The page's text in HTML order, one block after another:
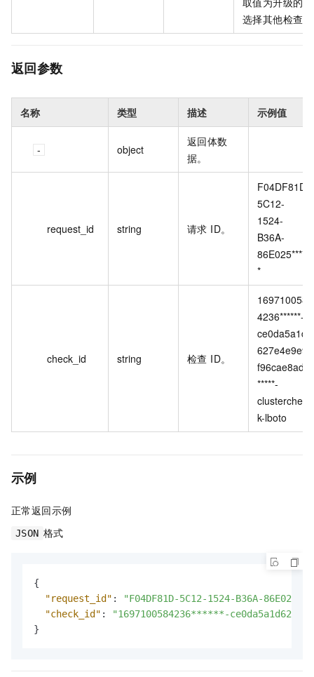
选择其他检查
返回参数
名称 类型 描述 示例值
object
返回体数
据。
request_id string 请求 ID。
F04DF81D-
5C12-
1524-
B36A-
86E025*****
*
check_id string 检查 ID。
169710058
4236******-
ce0da5a1d
627e4e9e9
f96cae8ad*
*****-
clusterchec
k-lboto
示例
正常返回示例
JSON 格式
{
"request_id" :
"F04DF81D-5C12-1524-B36A-
"check_id" :
"1697100584236******-
}